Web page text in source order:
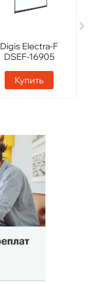
Digis Electra-F
DSEF-16905
Купить